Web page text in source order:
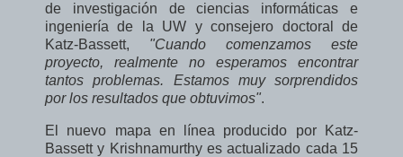
de investigación de ciencias informáticas e
ingeniería de la UW y consejero doctoral de
Katz-Bassett, "Cuando comenzamos este
proyecto, realmente no esperamos encontrar
tantos problemas. Estamos muy sorprendidos
por los resultados que obtuvimos".
El nuevo mapa en línea producido por Katz-
Bassett y Krishnamurthy es actualizado cada 15